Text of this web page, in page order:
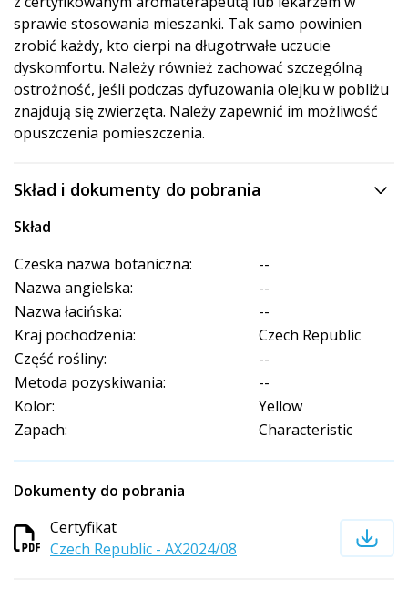
sprawie stosowania mieszanki. Tak samo powinien
zrobić każdy, kto cierpi na długotrwałe uczucie
dyskomfortu. Należy również zachować szczególną
ostrożność, jeśli podczas dyfuzowania olejku w pobliżu
znajdują się zwierzęta. Należy zapewnić im możliwość
opuszczenia pomieszczenia.
Skład i dokumenty do pobrania
Skład
Czeska nazwa botaniczna:
--
Nazwa angielska:
--
Nazwa łacińska:
--
Kraj pochodzenia:
Czech Republic
Część rośliny:
--
Metoda pozyskiwania:
--
Kolor:
Yellow
Zapach:
Characteristic
Dokumenty do pobrania
Certyfikat
Czech Republic - AX2024/08